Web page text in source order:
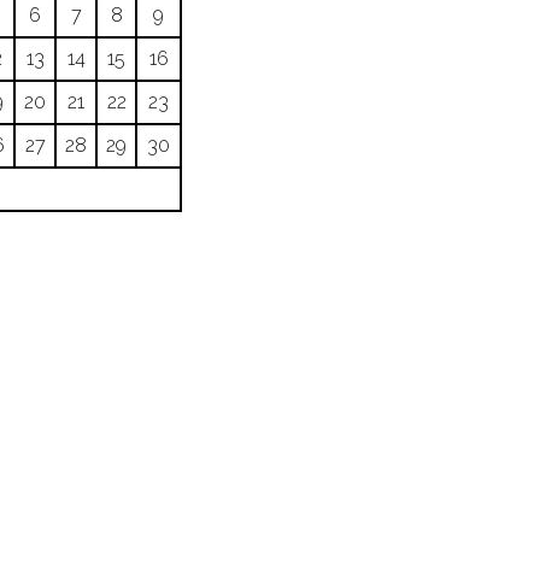
6
7 8
9
13 14 15
16
20 21 22
23
27 28 29 30